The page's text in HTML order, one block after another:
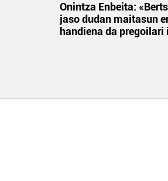
Onintza Enbeita:
jaso dudan maitasun
handiena da pregoilari